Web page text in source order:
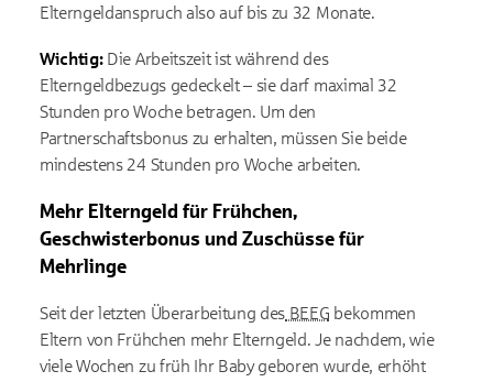
Elterngeldanspruch also auf bis zu 32 Monate.
Wichtig:Die Arbeitszeit ist während des
Elterngeldbezugs gedeckelt – sie darf maximal 32
Stunden pro Woche betragen. Um den
Partnerschaftsbonus zu erhalten, müssen Sie beide
mindestens 24 Stunden pro Woche arbeiten.
Mehr Elterngeld für Frühchen,
Geschwisterbonus und Zuschüsse für
Mehrlinge
Seit der letzten Überarbeitung des BEEG bekommen
Eltern von Frühchen mehr Elterngeld. Je nachdem, wie
viele Wochen zu früh Ihr Baby geboren wurde, erhöht